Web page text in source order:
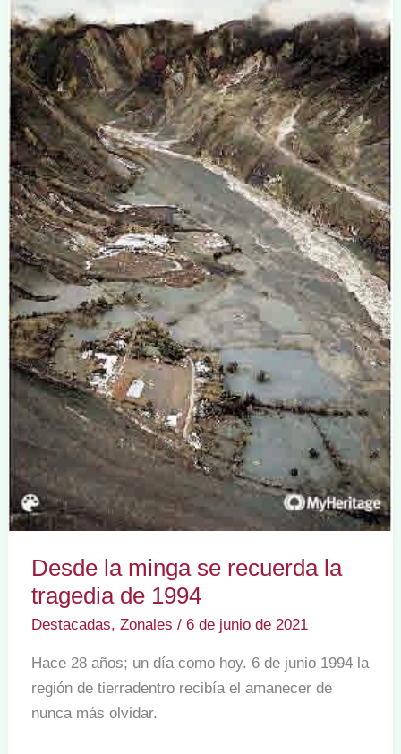
Desde la minga se recuerda la
tragedia de 1994
Destacadas, Zonales / 6 de junio de 2021
Hace 28 años; un día como hoy. 6 de junio 1994 la
región de tierradentro recibía el amanecer de
nunca más olvidar.